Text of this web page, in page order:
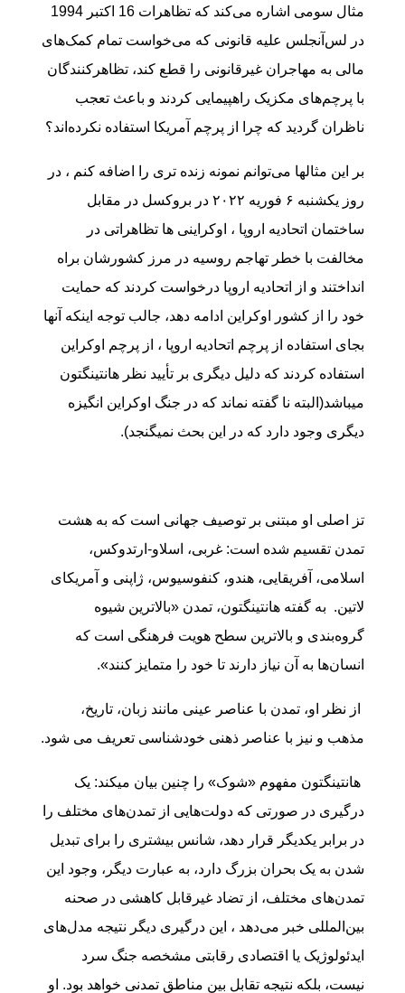
مثال سومی اشاره می‌کند که تظاهرات 16 اکتبر 1994
در لس‌آنجلس علیه قانونی که می‌خواست تمام کمک‌های
مالی به مهاجران غیرقانونی را قطع کند، تظاهرکنندگان
با پرچم‌های مکزیک راهپیمایی کردند و باعث تعجب
ناظران گردید که چرا از پرچم آمریکا استفاده نکرده‌اند؟
بر این مثالها می‌توانم نمونه زنده تری را اضافه کنم ، در
روز یکشنبه ۶ فوریه ۲۰۲۲ در بروکسل در مقابل
ساختمان اتحادیه اروپا ، اوکراینی ها تظاهراتی در
مخالفت با خطر تهاجم روسیه در مرز کشورشان براه
انداختند و از اتحادیه اروپا درخواست کردند که حمایت
خود را از کشور اوکراین ادامه دهد، جالب توجه اینکه آنها
بجای استفاده از پرچم اتحادیه اروپا ، از پرچم اوکراین
استفاده کردند که دلیل دیگری بر تأیید نظر هانتینگتون
میباشد(البته نا گفته نماند که در جنگ اوکراین انگیزه
دیگری وجود دارد که در این بحث نمیگنجد).
تز اصلی او مبتنی بر توصیف جهانی است که به هشت
تمدن تقسیم شده است: غربی، اسلاو-ارتدوکس،
اسلامی، آفریقایی، هندو، کنفوسیوس، ژاپنی و آمریکای
لاتین. به گفته هانتینگتون، تمدن «بالاترین شیوه
گروه‌بندی و بالاترین سطح هویت فرهنگی است که
انسان‌ها به آن نیاز دارند تا خود را متمایز کنند».
از نظر او، تمدن با عناصر عینی مانند زبان، تاریخ،
مذهب و نیز با عناصر ذهنی خودشناسی تعریف می شود.
هانتینگتون مفهوم «شوک» را چنین بیان میکند: یک
درگیری در صورتی که دولت‌هایی از تمدن‌های مختلف را
در برابر یکدیگر قرار دهد، شانس بیشتری را برای تبدیل
شدن به یک بحران بزرگ دارد، به عبارت دیگر، وجود این
تمدن‌های مختلف، از تضاد غیرقابل کاهشی در صحنه
بین‌المللی خبر می‌دهد ، این درگیری دیگر نتیجه مدل‌های
ایدئولوژیک یا اقتصادی رقابتی مشخصه جنگ سرد
نیست، بلکه نتیجه تقابل بین مناطق تمدنی خواهد بود. او